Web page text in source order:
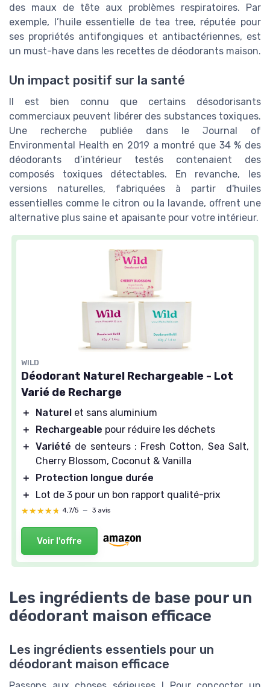
des maux de tête aux problèmes respiratoires. Par
exemple, l’huile essentielle de tea tree, réputée pour
ses propriétés antifongiques et antibactériennes, est
un must-have dans les recettes de déodorants maison.
Un impact positif sur la santé
Il est bien connu que certains désodorisants
commerciaux peuvent libérer des substances toxiques.
Une recherche publiée dans le Journal of
Environmental Health en 2019 a montré que 34 % des
déodorants d’intérieur testés contenaient des
composés toxiques détectables. En revanche, les
versions naturelles, fabriquées à partir d'huiles
essentielles comme le citron ou la lavande, offrent une
alternative plus saine et apaisante pour votre intérieur.
WILD
Déodorant Naturel Rechargeable - Lot
Varié de Recharge
＋ Naturel et sans aluminium
＋
Rechargeable pour réduire les déchets
＋ Variété de senteurs : Fresh Cotton, Sea Salt,
Cherry Blossom, Coconut & Vanilla
＋
Protection longue durée
＋
Lot de 3 pour un bon rapport qualité-prix
★★★★★
★★★★★ 4,7/5 — 3 avis
Voir l'offre
Les ingrédients de base pour un
déodorant maison efficace
Les ingrédients essentiels pour un
déodorant maison efficace